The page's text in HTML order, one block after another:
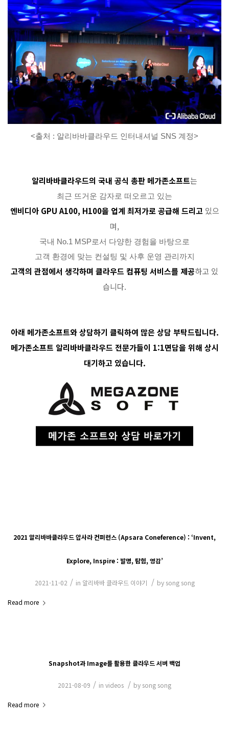
<출처 : 알리바바클라우드 인터내셔널 SNS 계정>
알리바바클라우드의 국내 공식 총판 메가존소프트는
최근 뜨거운 감자로 떠오르고 있는
엔비디아 GPU A100, H100을 업계 최저가로 공급해 드리고있으
며,
국내 No.1 MSP로서 다양한 경험을 바탕으로
고객 환경에 맞는 컨설팅 및 사후 운영 관리까지
고객의 관점에서 생각하며 클라우드 컴퓨팅 서비스를 제공하고 있
습니다.
아래 메가존소프트와 상담하기 클릭하여 많은 상담 부탁드립니다.
메가존소프트 알리바바클라우드 전문가들이 1:1면담을 위해 상시
대기하고 있습니다.
2021 알리바바클라우드 압사라 컨퍼런스 (Apsara Coneference) : ‘Invent,
Explore, Inspire : 발명, 탐험, 영감’
2021-11-02 / in 알리바바 클라우드 이야기 / by song song
Read more
Snapshot과 Image를 활용한 클라우드 서버 백업
2021-08-09 / in videos / by song song
Read more